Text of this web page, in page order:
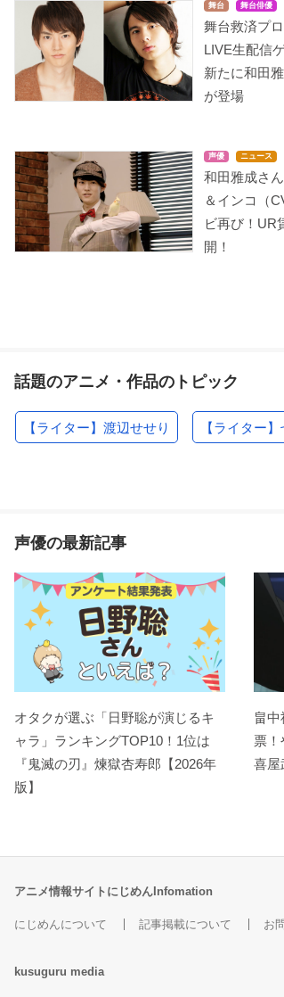
舞台 舞台俳優
舞台救済プ
LIVE生配信
新たに和田
が登場
声優 ニュース
和田雅成さ
＆インコ（
ビ再び！UR
開！
話題のアニメ・作品のトピック
【ライター】渡辺せせり 【ライター
声優の最新記事
オタクが選ぶ「日野聡が演じるキ
ャラ」ランキングTOP10！1位は
『鬼滅の刃』煉󠄁獄杏寿郎【2026年
版】
畠
票！
喜屋
アニメ情報サイトにじめんInfomation
にじめんについて 記事掲載について お
kusuguru media